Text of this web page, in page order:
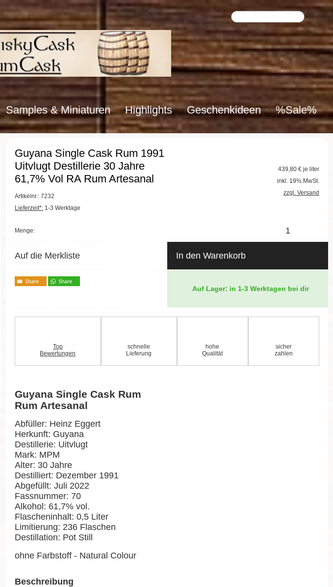
Samples & Miniaturen Highlights Geschenkideen %Sale%
Guyana Single Cask Rum 1991
Uitvlugt Destillerie 30 Jahre
61,7% Vol RA Rum Artesanal
Artikelnr.: 7232
Lieferzeit*: 1-3 Werktage
439,80 € je liter
inkl. 19% MwSt.
zzgl. Versand
Menge:
Auf die Merkliste In den Warenkorb
Auf Lager: in 1-3 Werktagen bei dir
Top
Bewertungen
schnelle
Lieferung
hohe
Qualität
sicher
zahlen
Guyana Single Cask Rum
Rum Artesanal
Abfüller: Heinz Eggert
Herkunft: Guyana
Destillerie: Uitvlugt
Mark: MPM
Alter: 30 Jahre
Destilliert: Dezember 1991
Abgefüllt: Juli 2022
Fassnummer: 70
Alkohol: 61,7% vol.
Flascheninhalt: 0,5 Liter
Limitierung: 236 Flaschen
Destillation: Pot Still
ohne Farbstoff - Natural Colour
Beschreibung